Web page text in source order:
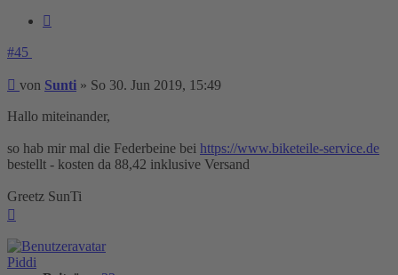
#45
Beitrag
von Sunti » So 30. Jun 2019, 15:49
Hallo miteinander,
so hab mir mal die Federbeine bei https://www.biketeile-service.de
bestellt - kosten da 88,42 inklusive Versand
Greetz SunTi
Piddi